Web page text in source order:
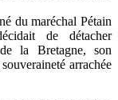
du maréchal Pétain
de détacher
la Bretagne, son
arrachée